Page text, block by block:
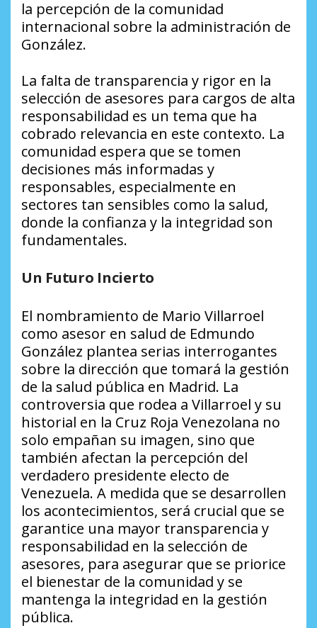
la percepción de la comunidad
internacional sobre la administración de
González.
La falta de transparencia y rigor en la
selección de asesores para cargos de alta
responsabilidad es un tema que ha
cobrado relevancia en este contexto. La
comunidad espera que se tomen
decisiones más informadas y
responsables, especialmente en
sectores tan sensibles como la salud,
donde la confianza y la integridad son
fundamentales.
Un Futuro Incierto
El nombramiento de Mario Villarroel
como asesor en salud de Edmundo
González plantea serias interrogantes
sobre la dirección que tomará la gestión
de la salud pública en Madrid. La
controversia que rodea a Villarroel y su
historial en la Cruz Roja Venezolana no
solo empañan su imagen, sino que
también afectan la percepción del
verdadero presidente electo de
Venezuela. A medida que se desarrollen
los acontecimientos, será crucial que se
garantice una mayor transparencia y
responsabilidad en la selección de
asesores, para asegurar que se priorice
el bienestar de la comunidad y se
mantenga la integridad en la gestión
pública.